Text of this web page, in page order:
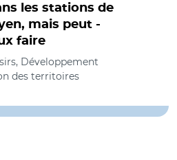
les stations de
mais peut -
faire
Développement
des territoires